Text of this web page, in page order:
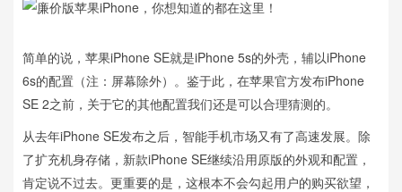
简单的说，苹果iPhone SE就是iPhone 5s的外壳，辅以iPhone
6s的配置（注：屏幕除外）。鉴于此，在苹果官方发布iPhone
SE 2之前，关于它的其他配置我们还是可以合理猜测的。
从去年iPhone SE发布之后，智能手机市场又有了高速发展。除
了扩充机身存储，新款iPhone SE继续沿用原版的外观和配置，
肯定说不过去。更重要的是，这根本不会勾起用户的购买欲望，